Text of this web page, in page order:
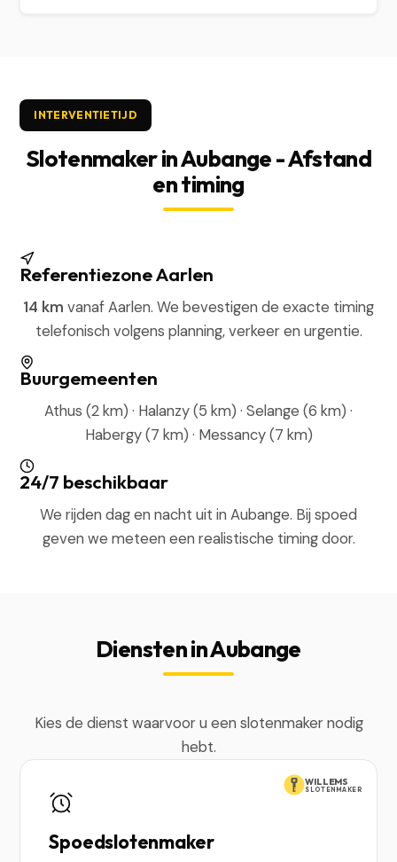
INTERVENTIETIJD
Slotenmaker in Aubange - Afstand
en timing
Referentiezone Aarlen
14 km vanaf Aarlen. We bevestigen de exacte timing
telefonisch volgens planning, verkeer en urgentie.
Buurgemeenten
Athus (2 km) · Halanzy (5 km) · Selange (6 km) ·
Habergy (7 km) · Messancy (7 km)
24/7 beschikbaar
We rijden dag en nacht uit in Aubange. Bij spoed
geven we meteen een realistische timing door.
Diensten in Aubange
Kies de dienst waarvoor u een slotenmaker nodig
hebt.
WILLEMS
SLOTENMAKER
Spoedslotenmaker